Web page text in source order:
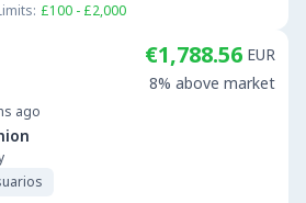
£100 - £2,000
ago
€1,788.56 EUR
8% above market